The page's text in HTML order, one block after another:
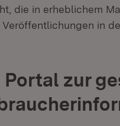
die in erheblichem
in
Portal zur